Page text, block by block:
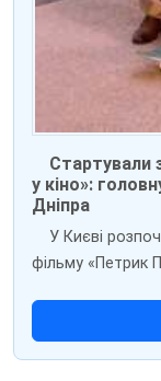
Стартували
у кіно»:
Дніпра
У Києві
фільму «Петрик